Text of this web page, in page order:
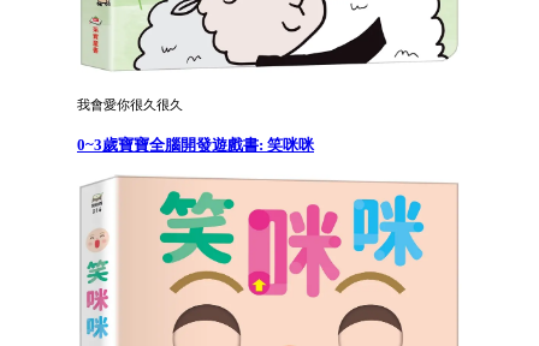
我會愛你很久很久
0~3歲寶寶全腦開發遊戲書: 笑咪咪